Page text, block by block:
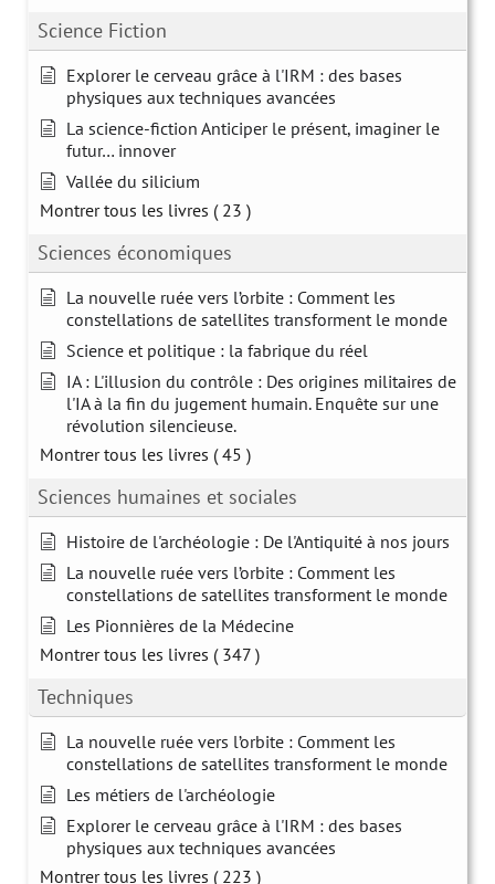
Science Fiction
Explorer le cerveau grâce à l'IRM : des bases
physiques aux techniques avancées
La science-fiction Anticiper le présent, imaginer le
futur… innover
Vallée du silicium
Montrer tous les livres ( 23 )
Sciences économiques
La nouvelle ruée vers l’orbite : Comment les
constellations de satellites transforment le monde
Science et politique : la fabrique du réel
IA : L'illusion du contrôle : Des origines militaires de
l'IA à la fin du jugement humain. Enquête sur une
révolution silencieuse.
Montrer tous les livres ( 45 )
Sciences humaines et sociales
Histoire de l'archéologie : De l'Antiquité à nos jours
La nouvelle ruée vers l’orbite : Comment les
constellations de satellites transforment le monde
Les Pionnières de la Médecine
Montrer tous les livres ( 347 )
Techniques
La nouvelle ruée vers l’orbite : Comment les
constellations de satellites transforment le monde
Les métiers de l'archéologie
Explorer le cerveau grâce à l'IRM : des bases
physiques aux techniques avancées
Montrer tous les livres ( 223 )